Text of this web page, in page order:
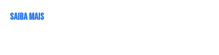
SAIBA MAIS